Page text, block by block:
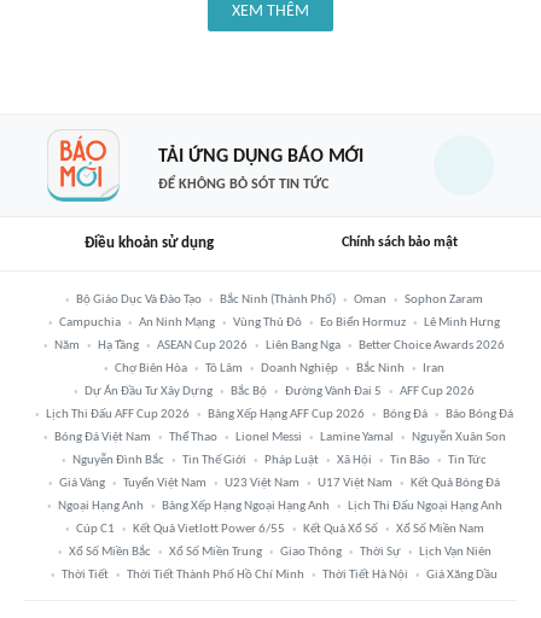
XEM THÊM
TẢI ỨNG DỤNG BÁO MỚI
ĐỂ KHÔNG BỎ SÓT TIN TỨC
Điều khoản sử dụng Chính sách bảo mật
Bộ Giáo Dục Và Đào Tạo Bắc Ninh (thành Phố) Oman
Sophon Zaram
Campuchia
An Ninh Mạng Vùng Thủ Đô Eo Biển Hormuz
Lê Minh Hưng
Năm
Hạ Tầng ASEAN Cup 2026 Liên Bang Nga
Better Choice Awards 2026
Chợ Biên Hòa
Tô Lâm Doanh Nghiệp Bắc Ninh
Iran
Dự Án Đầu Tư Xây Dựng
Bắc Bộ Đường Vành Đai 5
AFF Cup 2026
Lịch Thi Đấu AFF Cup 2026
Bảng Xếp Hạng AFF Cup 2026 Bóng Đá
Báo Bóng Đá
Bóng Đá Việt Nam
Thể Thao Lionel Messi Lamine Yamal
Nguyễn Xuân Son
Nguyễn Đình Bắc
Tin Thế Giới Pháp Luật Xã Hội Tin Bão
Tin Tức
Giá Vàng
Tuyển Việt Nam U23 Việt Nam U17 Việt Nam
Kết Quả Bóng Đá
Ngoại Hạng Anh
Bảng Xếp Hạng Ngoại Hạng Anh
Lịch Thi Đấu Ngoại Hạng Anh
Cúp C1
Kết Quả Vietlott Power 6/55 Kết Quả Xổ Số
Xổ Số Miền Nam
Xổ Số Miền Bắc
Xổ Số Miền Trung Giao Thông Thời Sự
Lịch Vạn Niên
Thời Tiết
Thời Tiết Thành Phố Hồ Chí Minh Thời Tiết Hà Nội Giá Xăng Dầu